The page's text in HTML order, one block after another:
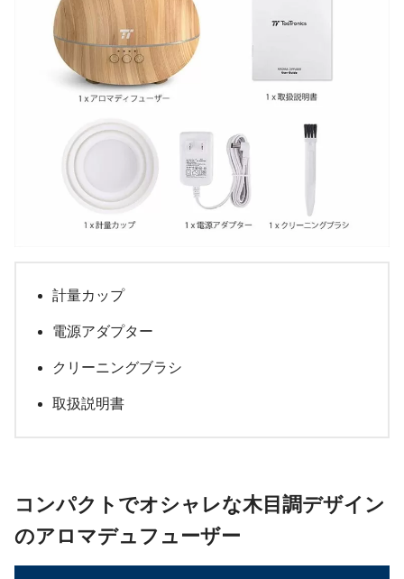
計量カップ
電源アダプター
クリーニングブラシ
取扱説明書
コンパクトでオシャレな木目調デザイン
のアロマデュフューザー